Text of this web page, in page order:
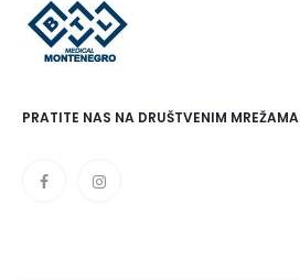
PRATITE NAS NA DRUŠTVENIM MREŽAMA